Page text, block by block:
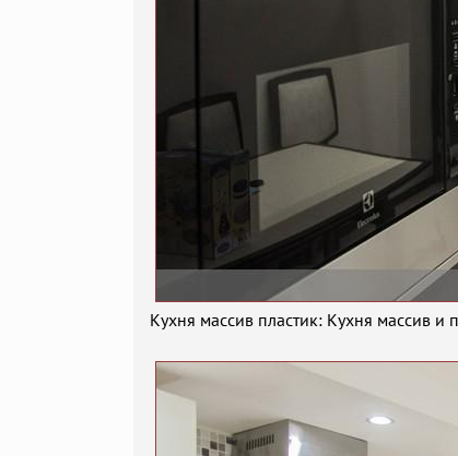
Кухня массив пластик: Кухня массив